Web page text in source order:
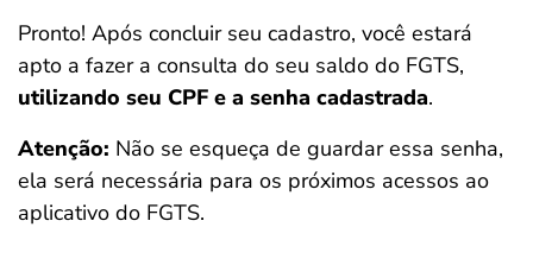
Pronto! Após concluir seu cadastro, você estará
apto a fazer a consulta do seu saldo do FGTS,
utilizando seu CPF e a senha cadastrada.
Atenção: Não se esqueça de guardar essa senha,
ela será necessária para os próximos acessos ao
aplicativo do FGTS.